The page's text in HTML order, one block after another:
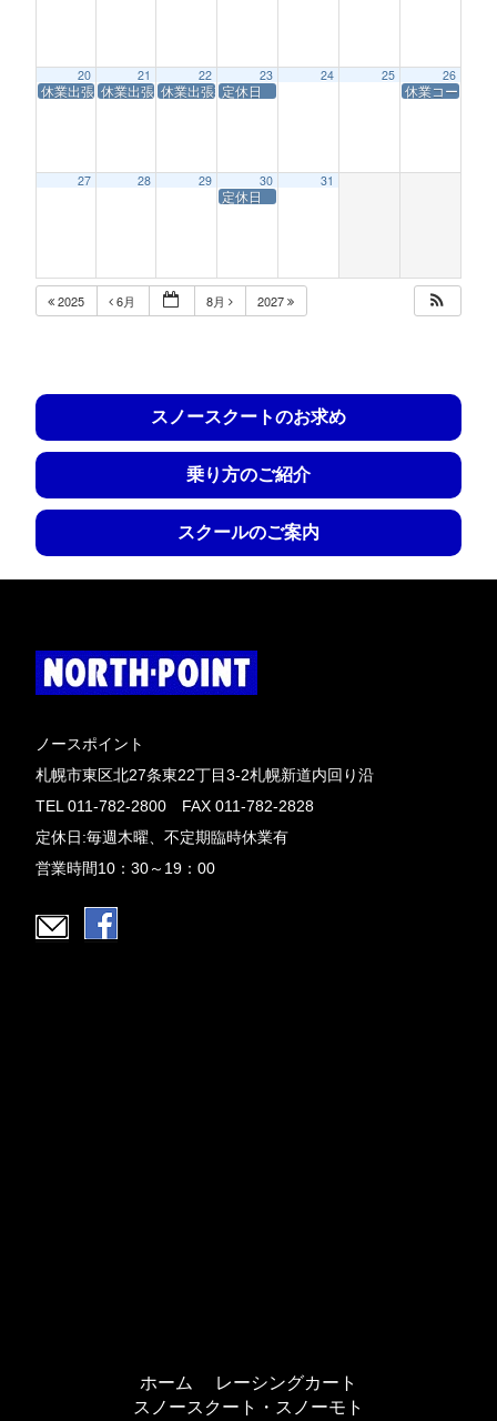
20
休業出張業務
21
休業出張業務
22
休業出張業務
23
定休日
24 25 26
休業コースサ
27 28 29 30
定休日
31
2025 6月 8月 2027
スノースクートのお求め
乗り方のご紹介
スクールのご案内
ノースポイント
札幌市東区北27条東22丁目3-2札幌新道内回り沿
TEL 011-782-2800 FAX 011-782-2828
定休日:毎週木曜、不定期臨時休業有
営業時間10：30～19：00
ホーム
レーシングカート
スノースクート・スノーモト